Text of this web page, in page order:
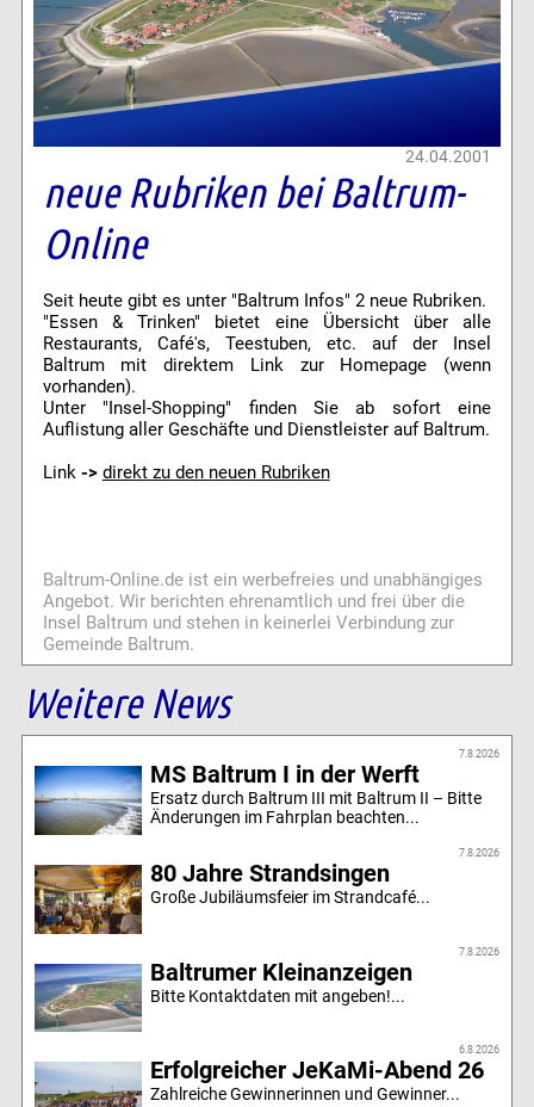
24.04.2001
neue Rubriken bei Baltrum-
Online
Seit heute gibt es unter "Baltrum Infos" 2 neue Rubriken.
"Essen & Trinken" bietet eine Übersicht über alle
Restaurants, Café's, Teestuben, etc. auf der Insel
Baltrum mit direktem Link zur Homepage (wenn
vorhanden).
Unter "Insel-Shopping" finden Sie ab sofort eine
Auflistung aller Geschäfte und Dienstleister auf Baltrum.
Link -> direkt zu den neuen Rubriken
Baltrum-Online.de ist ein werbefreies und unabhängiges
Angebot. Wir berichten ehrenamtlich und frei über die
Insel Baltrum und stehen in keinerlei Verbindung zur
Gemeinde Baltrum.
Weitere News
7.8.2026
MS Baltrum I in der Werft
Ersatz durch Baltrum III mit Baltrum II – Bitte
Änderungen im Fahrplan beachten...
7.8.2026
80 Jahre Strandsingen
Große Jubiläumsfeier im Strandcafé...
7.8.2026
Baltrumer Kleinanzeigen
Bitte Kontaktdaten mit angeben!...
6.8.2026
Erfolgreicher JeKaMi-Abend 26
Zahlreiche Gewinnerinnen und Gewinner...